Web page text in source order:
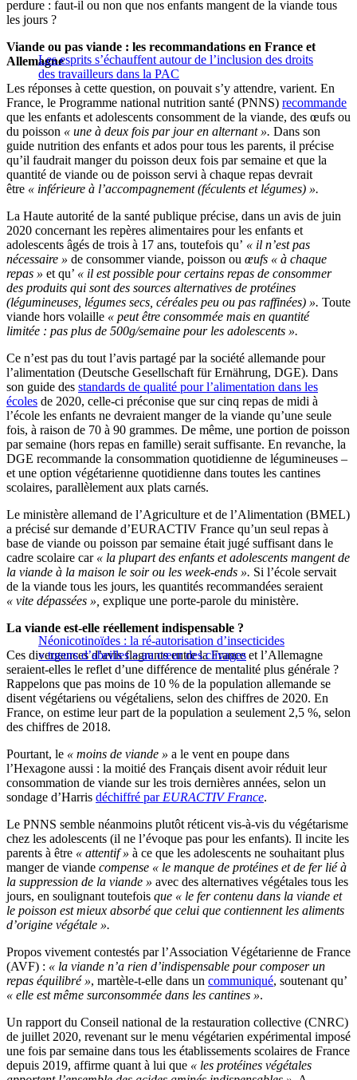
perdure : faut-il ou non que nos enfants mangent de la viande tous
les jours ?
Les esprits s’échauffent autour de l’inclusion des droits
des travailleurs dans la PAC
Viande ou pas viande : les recommandations en France et
Allemagne
Les réponses à cette question, on pouvait s’y attendre, varient. En
France, le Programme national nutrition santé (PNNS) recommande
que les enfants et adolescents consomment de la viande, des œufs ou
du poisson « une à deux fois par jour en alternant ». Dans son
guide nutrition des enfants et ados pour tous les parents, il précise
qu’il faudrait manger du poisson deux fois par semaine et que la
quantité de viande ou de poisson servi à chaque repas devrait
être « inférieure à l’accompagnement (féculents et légumes) ».
La Haute autorité de la santé publique précise, dans un avis de juin
2020 concernant les repères alimentaires pour les enfants et
adolescents âgés de trois à 17 ans, toutefois qu’ « il n’est pas
nécessaire » de consommer viande, poisson ou œufs « à chaque
repas » et qu’ « il est possible pour certains repas de consommer
des produits qui sont des sources alternatives de protéines
(légumineuses, légumes secs, céréales peu ou pas raffinées) ». Toute
viande hors volaille « peut être consommée mais en quantité
limitée : pas plus de 500g/semaine pour les adolescents ».
Ce n’est pas du tout l’avis partagé par la société allemande pour
l’alimentation (Deutsche Gesellschaft für Ernährung, DGE). Dans
son guide des standards de qualité pour l’alimentation dans les
écoles de 2020, celle-ci préconise que sur cinq repas de midi à
l’école les enfants ne devraient manger de la viande qu’une seule
fois, à raison de 70 à 90 grammes. De même, une portion de poisson
par semaine (hors repas en famille) serait suffisante. En revanche, la
DGE recommande la consommation quotidienne de légumineuses –
et une option végétarienne quotidienne dans toutes les cantines
scolaires, parallèlement aux plats carnés.
Le ministère allemand de l’Agriculture et de l’Alimentation (BMEL)
a précisé sur demande d’EURACTIV France qu’un seul repas à
base de viande ou poisson par semaine était jugé suffisant dans le
cadre scolaire car « la plupart des enfants et adolescents mangent de
la viande à la maison le soir ou les week-ends ». Si l’école servait
de la viande tous les jours, les quantités recommandées seraient
« vite dépassées », explique une porte-parole du ministère.
Néonicotinoïdes : la ré-autorisation d’insecticides
« tueurs d’abeilles » au cœur des clivages
La viande est-elle réellement indispensable ?
Ces divergences d’avis flagrants entre la France et l’Allemagne
seraient-elles le reflet d’une différence de mentalité plus générale ?
Rappelons que pas moins de 10 % de la population allemande se
disent végétariens ou végétaliens, selon des chiffres de 2020. En
France, on estime leur part de la population a seulement 2,5 %, selon
des chiffres de 2018.
Pourtant, le « moins de viande » a le vent en poupe dans
l’Hexagone aussi : la moitié des Français disent avoir réduit leur
consommation de viande sur les trois dernières années, selon un
sondage d’Harris déchiffré par EURACTIV France.
Le PNNS semble néanmoins plutôt réticent vis-à-vis du végétarisme
chez les adolescents (il ne l’évoque pas pour les enfants). Il incite les
parents à être « attentif » à ce que les adolescents ne souhaitant plus
manger de viande compense « le manque de protéines et de fer lié à
la suppression de la viande » avec des alternatives végétales tous les
jours, en soulignant toutefois que « le fer contenu dans la viande et
le poisson est mieux absorbé que celui que contiennent les aliments
d’origine végétale ».
Propos vivement contestés par l’Association Végétarienne de France
(AVF) : « la viande n’a rien d’indispensable pour composer un
repas équilibré », martèle-t-elle dans un communiqué, soutenant qu’
« elle est même surconsommée dans les cantines ».
Un rapport du Conseil national de la restauration collective (CNRC)
de juillet 2020, revenant sur le menu végétarien expérimental imposé
une fois par semaine dans tous les établissements scolaires de France
depuis 2019, affirme quant à lui que « les protéines végétales